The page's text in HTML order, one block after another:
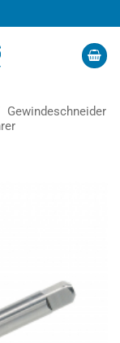
Gewindeschneider